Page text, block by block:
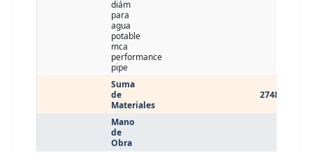
diám
para
agua
potable
mca
performance
pipe
Suma
de
Materiales
2748.52
Mano
de
Obra